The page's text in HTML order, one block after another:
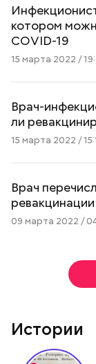
котором
COVID-19
15 марта 2022 /
Врач-
ли
15 марта 2022 /
Врач
ревакцинации
09 марта 2022 /
Истории